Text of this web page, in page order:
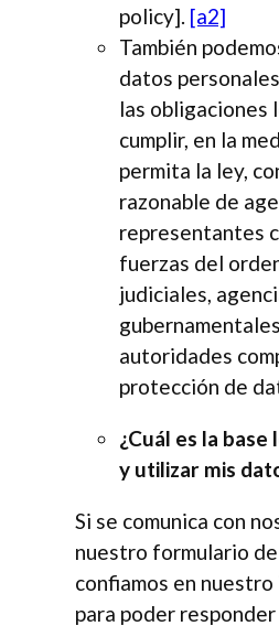
policy]. [a2]
También
datos
las obligaciones
cumplir, en la
permita la ley,
razonable de
representantes
fuerzas del
judiciales,
autoridades
protección de
¿Cuál es la
y utilizar mis
Si se comunica con
nuestro formulario
confiamos en
para poder responder